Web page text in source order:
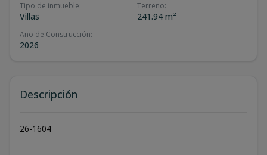
Tipo de inmueble:
Villas
Terreno:
241.94 m²
Año de Construcción:
2026
Descripción
26-1604